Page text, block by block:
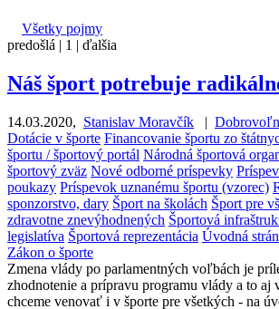
Všetky pojmy
predošlá | 1 | ďalšia
Náš šport potrebuje
14.03.2020, Stanislav Moravčík |
Dotácie v športe Financovanie športu zo
športu / športový portál Národná športová
športový zväz Nové odborné príspevky
poukazy Príspevok uznanému športu (vzorec)
sponzorstvo, dary Šport na školách Šport pre
zdravotne znevýhodnených Športová
legislatíva Športová reprezentácia Úvodná
Zákon o športe
Zmena vlády po parlamentných voľbách je
zhodnotenie a prípravu programu vlády a to aj
chceme venovať i v športe pre všetkých - na